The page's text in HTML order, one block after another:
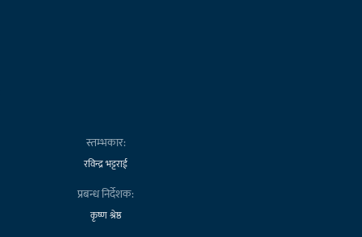
स्तम्भकार:
रविन्द्र भट्टराई
प्रबन्ध निर्देशक:
कृष्ण श्रेष्ठ